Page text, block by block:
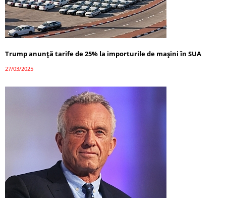
Trump anunță tarife de 25% la importurile de mașini în SUA
27/03/2025